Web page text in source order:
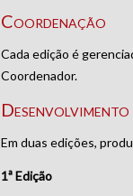
Coordenação
Cada edição é
Coordenador.
Desenvolvimento
Em duas edições,
1ª Edição